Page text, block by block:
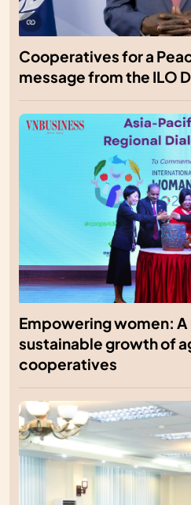
Cooperatives for a
message from the ILO
Empowering women:
sustainable growth of
cooperatives